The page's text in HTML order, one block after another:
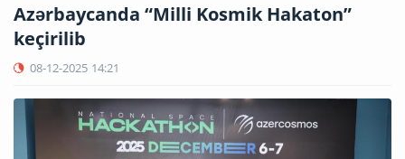
Azərbaycanda “Milli Kosmik Hakaton”
keçirilib
08-12-2025 14:21